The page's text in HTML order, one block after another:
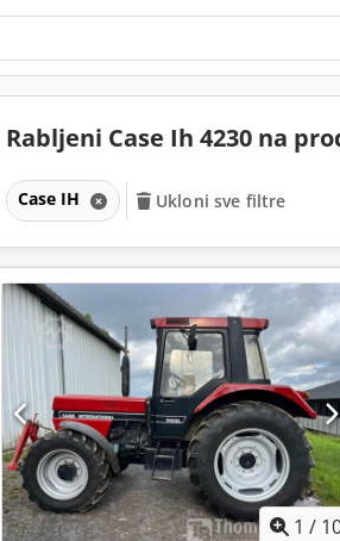
Rabljeni Case Ih 4230 na
Case IH Ukloni sve filtre
1 /